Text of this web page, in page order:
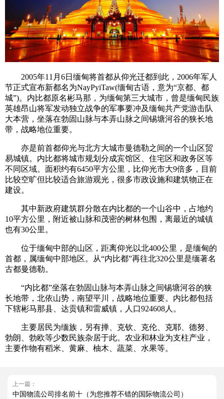
2005年11月6日缅甸将首都从仰光迁都到此，2006年军人
节正式宣布新都名为NayPyiTaw(缅甸古语，意为“京都、都
城”)。内比都原名彬马那，为缅甸第三大城市，曾是缅甸民族
英雄昂山将军发动独立战争的军事要冲及缅甸共产党游击队
大本营，坐落在勃固山脉与本弄山脉之间锡塘河谷的狭长地
带，战略地位重要。
亦是前首都仰光与北方大城市曼德勒之间的一个山区贸
易城镇。内比都将城市规划分成宾馆区、住宅区和政务区等
不同区域。面积约有6450平方公里，比仰光市大9倍多，目前
比较空旷但比较适合旅游观光，很多市政设施和建筑物正在
建设。
其中新政府建筑群分散在内比都的一个山谷中，占地约
10平方公里，附近被山脉和茂密的树林包围，离最近的城镇
也有30公里。
位于缅甸中部的山区，距离仰光以北400公里，是缅甸的
首都，属缅甸中部地区。从“内比都”再往北320公里是缅著名
古都曼德勒。
“内比都”坐落在勃固山脉与本弄山脉之间锡塘河谷的狭
长地带，北依山势，南望平川，战略地位重要。内比都包括
下辖彬马那县、达贡镇和雷威镇，人口924608人。
主要居民为缅族，另有掸、克钦、克伦、克耶、德努、
勃朗、勃欧等少数民族杂居于此。农业和林业为支柱产业，
主要作物有稻米、黄麻、柚木、蔬菜、水果等。
上一篇：
中国物流公司排名前十（为您推荐不错的国际物流公司）